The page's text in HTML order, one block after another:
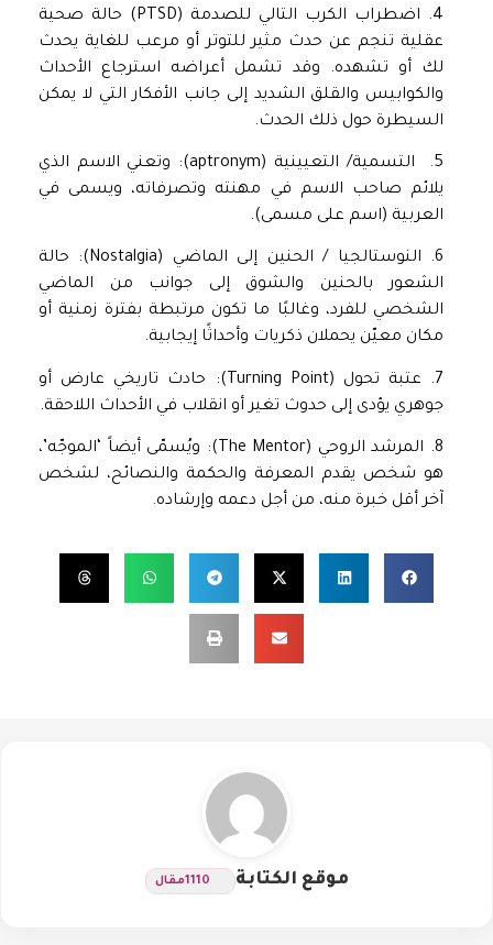
4. اضطراب الكرب التالي للصدمة (PTSD) حالة صحية
عقلية تنجم عن حدث مثير للتوتر أو مرعب للغاية يحدث
لك أو تشهده. وقد تشمل أعراضه استرجاع الأحداث
والكوابيس والقلق الشديد إلى جانب الأفكار التي لا يمكن
السيطرة حول ذلك الحدث.
5. التسمية/ التعيينية (aptronym): وتعني الاسم الذي
يلائم صاحب الاسم في مهنته وتصرفاته، ويسمى في
العربية (اسم على مسمى).
6. النوستالجيا / الحنين إلى الماضي (Nostalgia): حالة
الشعور بالحنين والشوق إلى جوانب من الماضي
الشخصي للفرد، وغالبًا ما تكون مرتبطة بفترة زمنية أو
مكان معيّن يحملان ذكريات وأحداثًا إيجابية.
7. عتبة تحول (Turning Point): حادث تاريخي عارض أو
جوهري يؤدى إلى حدوث تغير أو انقلاب في الأحداث اللاحقة.
8. المرشد الروحي (The Mentor): ويُسمّى أيضاً ‘الموجّه’،
هو شخص يقدم المعرفة والحكمة والنصائح، لشخص
آخر أقل خبرة منه، من أجل دعمه وإرشاده.
موقع الكتابة 1110مقال